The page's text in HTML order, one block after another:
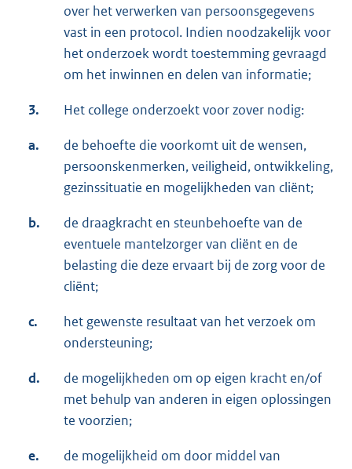
over het verwerken van persoonsgegevens
vast in een protocol. Indien noodzakelijk voor
het onderzoek wordt toestemming gevraagd
om het inwinnen en delen van informatie;
3. Het college onderzoekt voor zover nodig:
a.
de behoefte die voorkomt uit de wensen,
persoonskenmerken, veiligheid, ontwikkeling,
gezinssituatie en mogelijkheden van cliënt;
b.
de draagkracht en steunbehoefte van de
eventuele mantelzorger van cliënt en de
belasting die deze ervaart bij de zorg voor de
cliënt;
c.
het gewenste resultaat van het verzoek om
ondersteuning;
d.
de mogelijkheden om op eigen kracht en/of
met behulp van anderen in eigen oplossingen
te voorzien;
e.
de mogelijkheid om door middel van